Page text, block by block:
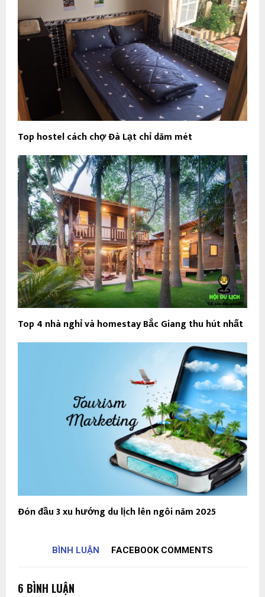
Top hostel cách chợ Đà Lạt chỉ dăm mét
Top 4 nhà nghỉ và homestay Bắc Giang thu hút nhất
Đón đầu 3 xu hướng du lịch lên ngôi năm 2025
BÌNH LUẬN FACEBOOK COMMENTS
6 BÌNH LUẬN